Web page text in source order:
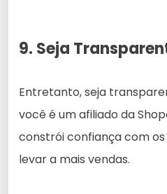
9. Seja
Entretanto, seja
você é um afiliado da
constrói confiança com
levar a mais vendas.